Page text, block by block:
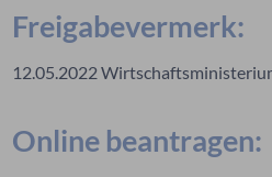
Freigabevermerk:
12.05.2022
Online beantragen: